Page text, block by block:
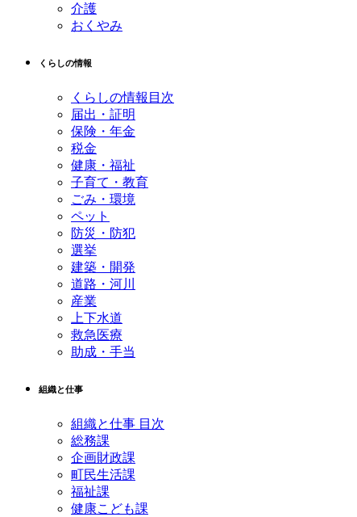
介護
おくやみ
くらしの情報
くらしの情報目次
届出・証明
保険・年金
税金
健康・福祉
子育て・教育
ごみ・環境
ペット
防災・防犯
選挙
建築・開発
道路・河川
産業
上下水道
救急医療
助成・手当
組織と仕事
組織と仕事 目次
総務課
企画財政課
町民生活課
福祉課
健康こども課